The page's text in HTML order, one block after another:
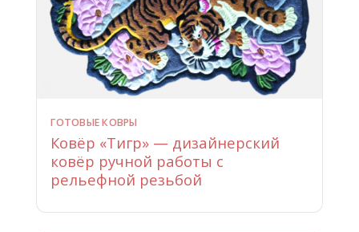
ГОТОВЫЕ КОВРЫ
Ковёр «Тигр» — дизайнерский
ковёр ручной работы с
рельефной резьбой